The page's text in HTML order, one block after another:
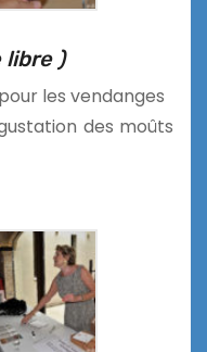
libre )
les vendanges
des moûts